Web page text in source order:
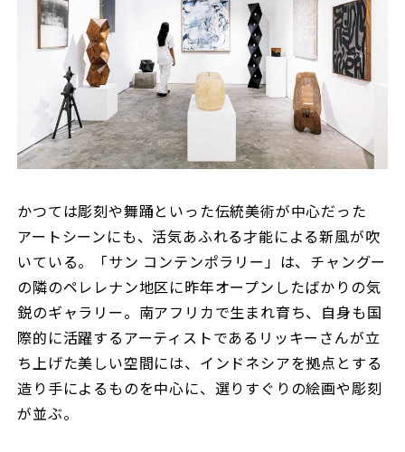
かつては彫刻や舞踊といった伝統美術が中心だった
アートシーンにも、活気あふれる才能による新風が吹
いている。「サン コンテンポラリー」は、チャングー
の隣のペレレナン地区に昨年オープンしたばかりの気
鋭のギャラリー。南アフリカで生まれ育ち、自身も国
際的に活躍するアーティストであるリッキーさんが立
ち上げた美しい空間には、インドネシアを拠点とする
造り手によるものを中心に、選りすぐりの絵画や彫刻
が並ぶ。